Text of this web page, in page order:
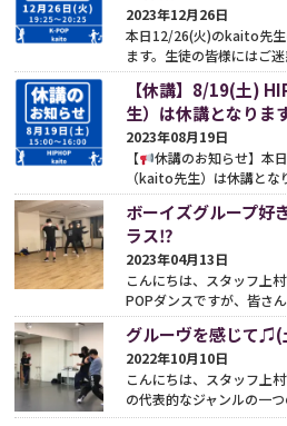
2023年12月26日
本日12/26(火)のkaito先生
ます。生徒の皆様にはご
せん。どうぞよろしくお
【休講】8/19(土)
生）は休講となります
2023年08月19日
【
休講のお知らせ】本
（kaito先生）は休講と
徒さまはお気をつけくだ
しま...続きをみる
ボーイズグループ好
ラス⁉︎
2023年04月13日
こんにちは、スタッフ上
POPダンスですが、皆さ
か？ 当スクールもそうで
て...続きをみる
グルーヴを感じて♫(
2022年10月10日
こんにちは、スタッフ上
の代表的なジャンルの一
ご紹介いたします
【土